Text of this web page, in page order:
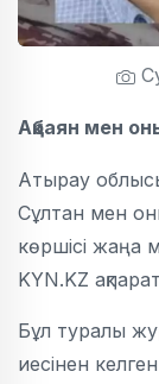
Ақбаян мен
Атырау
Сұлтан мен
көршісі жаңа
KYN.KZ
Бұл туралы
иесінен